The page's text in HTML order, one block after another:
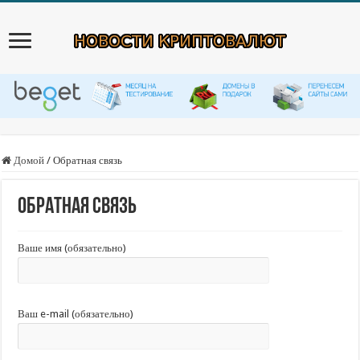
Домой / Обратная связь
Обратная связь
Ваше имя (обязательно)
Ваш e-mail (обязательно)